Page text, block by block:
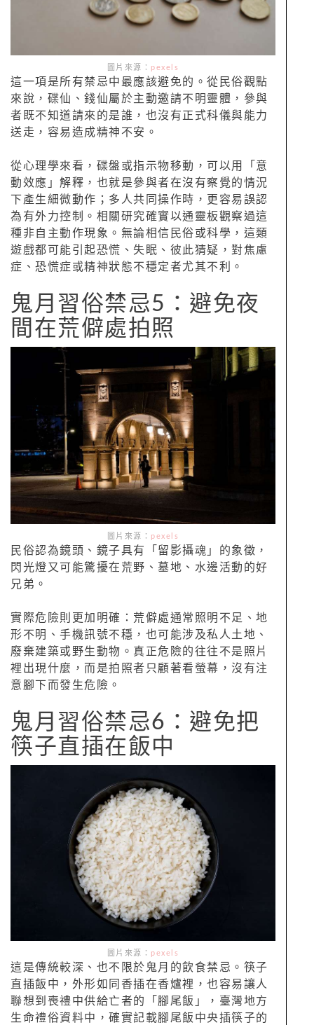
圖片來源： pexels
這一項是所有禁忌中最應該避免的。從民俗觀點
來說，碟仙、錢仙屬於主動邀請不明靈體，參與
者既不知道請來的是誰，也沒有正式科儀與能力
送走，容易造成精神不安。
從心理學來看，碟盤或指示物移動，可以用「意
動效應」解釋，也就是參與者在沒有察覺的情況
下產生細微動作；多人共同操作時，更容易誤認
為有外力控制。相關研究確實以通靈板觀察過這
種非自主動作現象。無論相信民俗或科學，這類
遊戲都可能引起恐慌、失眠、彼此猜疑，對焦慮
症、恐慌症或精神狀態不穩定者尤其不利。
鬼月習俗禁忌5：避免夜
間在荒僻處拍照
圖片來源： pexels
民俗認為鏡頭、鏡子具有「留影攝魂」的象徵，
閃光燈又可能驚擾在荒野、墓地、水邊活動的好
兄弟。
實際危險則更加明確：荒僻處通常照明不足、地
形不明、手機訊號不穩，也可能涉及私人土地、
廢棄建築或野生動物。真正危險的往往不是照片
裡出現什麼，而是拍照者只顧著看螢幕，沒有注
意腳下而發生危險。
鬼月習俗禁忌6：避免把
筷子直插在飯中
圖片來源： pexels
這是傳統較深、也不限於鬼月的飲食禁忌。筷子
直插飯中，外形如同香插在香爐裡，也容易讓人
聯想到喪禮中供給亡者的「腳尾飯」，臺灣地方
生命禮俗資料中，確實記載腳尾飯中央插筷子的